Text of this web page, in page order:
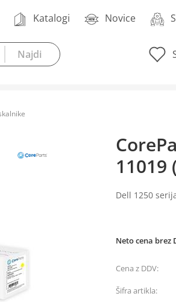
Katalogi Novice
11019
Dell 1250
Neto cena brez
Cena z DDV:
Šifra artikla: